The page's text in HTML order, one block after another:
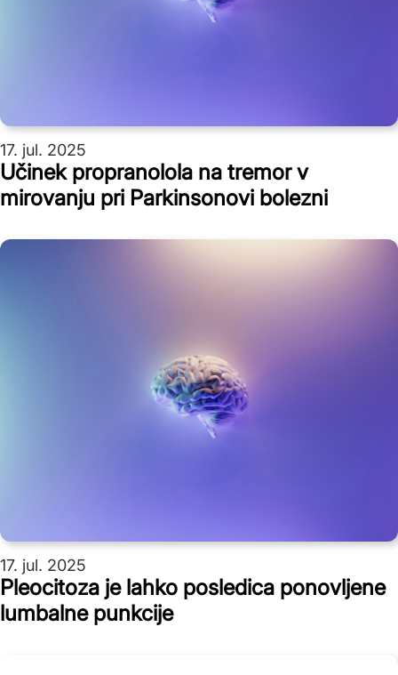
17. jul. 2025
Učinek propranolola na tremor v
mirovanju pri Parkinsonovi bolezni
17. jul. 2025
Pleocitoza je lahko posledica ponovljene
lumbalne punkcije